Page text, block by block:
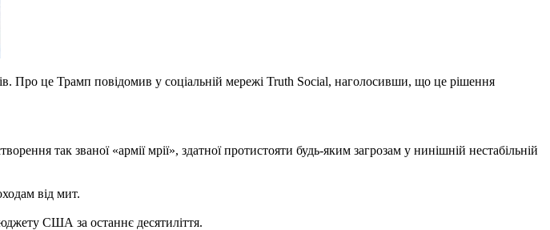
Про це Трамп повідомив у соціальній мережі Truth Social, наголосивши, що це рішення
так званої «армії мрії», здатної протистояти будь-яким загрозам у нинішній нестабільній
від мит.
США за останнє десятиліття.